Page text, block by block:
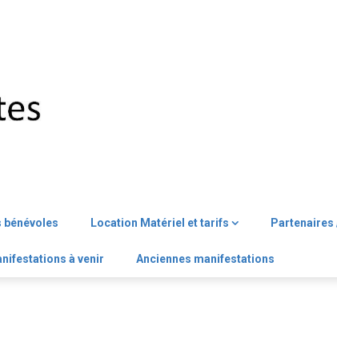
bénévoles Location Matériel et tarifs
à venir Anciennes manifestations